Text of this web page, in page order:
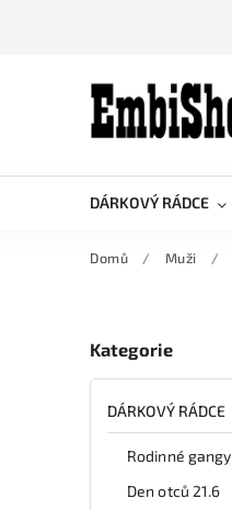
DÁRKOVÝ RÁDCE
Domů / Muži /
Kategorie
DÁRKOVÝ RÁDCE
Rodinné gangy
Den otců 21.6